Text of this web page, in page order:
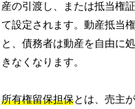
産の引渡し、または抵当権
て設定されます。動産抵当
と、債務者は動産を自由に
きなくなります。
所有権留保担保とは、売主